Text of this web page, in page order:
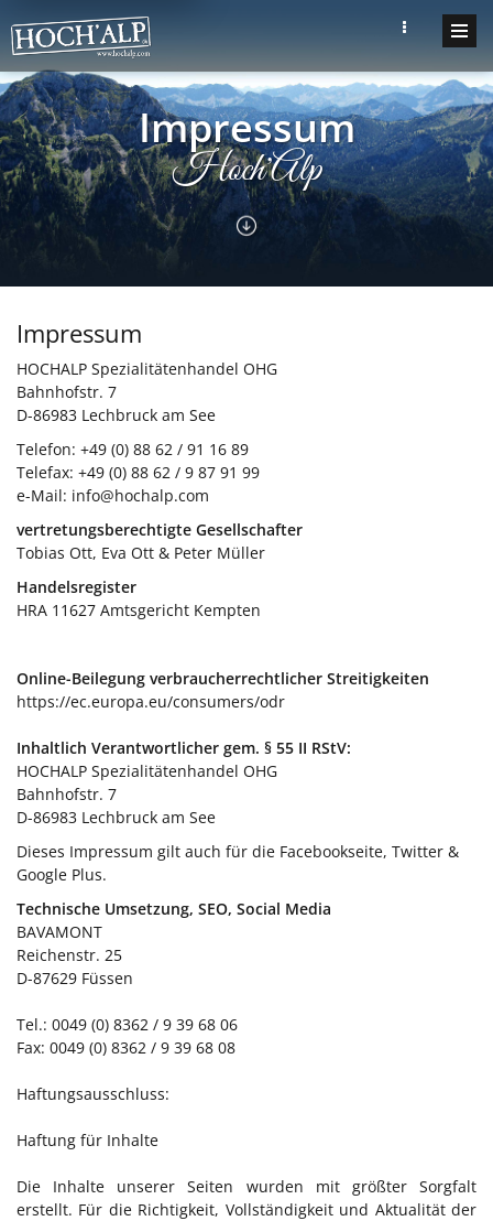
Impressum
Hoch'Alp
Impressum
HOCHALP Spezialitätenhandel OHG
Bahnhofstr. 7
D-86983 Lechbruck am See
Telefon: +49 (0) 88 62 / 91 16 89
Telefax: +49 (0) 88 62 / 9 87 91 99
e-Mail: info@hochalp.com
vertretungsberechtigte Gesellschafter
Tobias Ott, Eva Ott & Peter Müller
Handelsregister
HRA 11627 Amtsgericht Kempten
Online-Beilegung verbraucherrechtlicher Streitigkeiten
https://ec.europa.eu/consumers/odr
Inhaltlich Verantwortlicher gem. § 55 II RStV:
HOCHALP Spezialitätenhandel OHG
Bahnhofstr. 7
D-86983 Lechbruck am See
Dieses Impressum gilt auch für die Facebookseite, Twitter &
Google Plus.
Technische Umsetzung, SEO, Social Media
BAVAMONT
Reichenstr. 25
D-87629 Füssen
Tel.: 0049 (0) 8362 / 9 39 68 06
Fax: 0049 (0) 8362 / 9 39 68 08
Haftungsausschluss:
Haftung für Inhalte
Die Inhalte unserer Seiten wurden mit größter Sorgfalt
erstellt. Für die Richtigkeit, Vollständigkeit und Aktualität der